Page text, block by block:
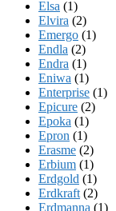
Elsa (1)
Elvira (2)
Emergo (1)
Endla (2)
Endra (1)
Eniwa (1)
Enterprise (1)
Epicure (2)
Epoka (1)
Epron (1)
Erasme (2)
Erbium (1)
Erdgold (1)
Erdkraft (2)
Erdmanna (1)